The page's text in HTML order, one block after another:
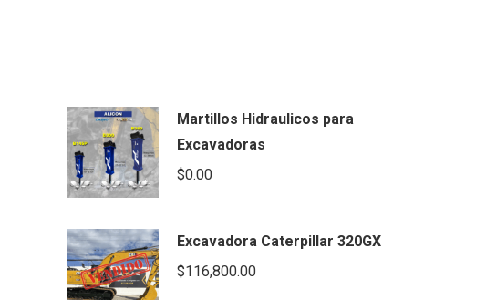
Martillos Hidraulicos para
Excavadoras
$0.00
Excavadora Caterpillar 320GX
$116,800.00